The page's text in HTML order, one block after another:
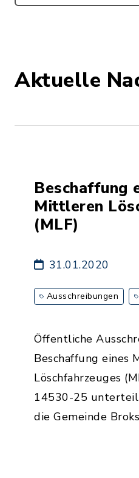
Aktuelle
Beschaffung
Mittleren
(MLF)
31.01.2020
Ausschreibungen
Öffentliche
Beschaffung eines
Löschfahrzeuges
14530-25
die Gemeinde